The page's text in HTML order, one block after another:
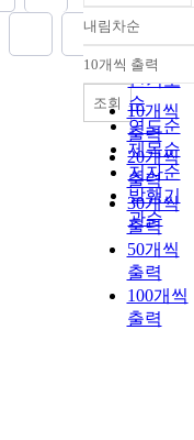
정확도
순
인기도
순
연도순
제목순
저자순
발행기
관순
내림차순
내림차
10개씩 출력
10개씩
출력
20개씩
출력
30개씩
출력
50개씩
출력
100개씩
출력
조회